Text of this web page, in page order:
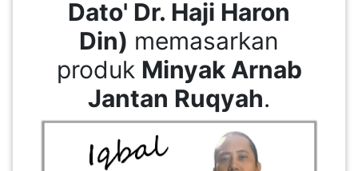
Dato' Dr. Haji Haron
Din) memasarkan
produk Minyak Arnab
Jantan Ruqyah.
SEMBILAN(10)